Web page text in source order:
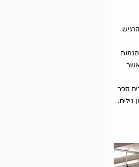
אשר
ספר
וקבוצה של 12 ילדים ממגוון גילים.